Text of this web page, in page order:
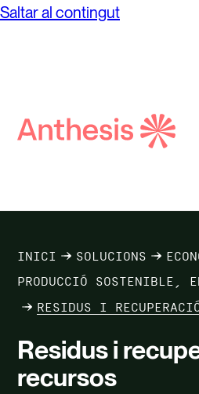
Saltar al contingut
IMPACTE
RECURSOS
TALENT
Cerca
INICI SOLUCIONS
PRODUCCIÓ SOSTENIBLE,
RESIDUS I
Residus i
recursos